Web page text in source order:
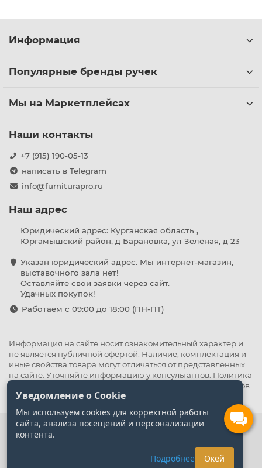
Информация
Популярные бренды ручек
Мы на Маркетплейсах
Наши контакты
+7 (915) 190-05-13
написать в Telegram
info@furniturapro.ru
Наш адрес
Юридический адрес: Курганская область ,
Юргамышский район, д Барановка, ул Зелёная, д 23
Указан юридический адрес. Мы интернет-магазин,
выставочного зала нет!
Оставляйте свои заявки через сайт.
Удачных покупок!
Работаем с 09:00 до 18:00 (ПН-ПТ)
Информация на сайте носит ознакомительный характер и
не является публичной офертой. Наличие, комплектация и
иные свойства товара могут отличаться от представленных
на сайте. Уточняйте информацию у консультантов. Политика
Политика обработки файлов
cookie
Уведомление о Cookie
Мы используем cookies для корректной работы
сайта, анализа посещений и персонализации
контента.
Подробнее Окей